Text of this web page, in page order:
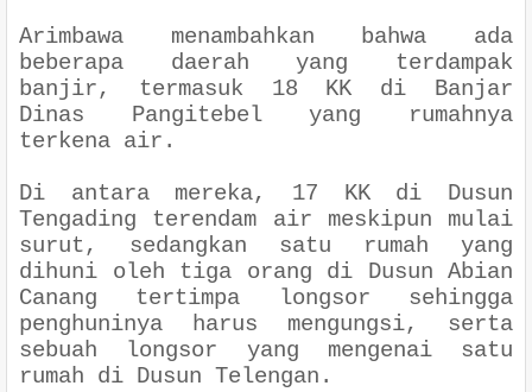
Arimbawa menambahkan bahwa ada
beberapa daerah yang terdampak
banjir, termasuk 18 KK di Banjar
Dinas Pangitebel yang rumahnya
terkena air.
Di antara mereka, 17 KK di Dusun
Tengading terendam air meskipun mulai
surut, sedangkan satu rumah yang
dihuni oleh tiga orang di Dusun Abian
Canang tertimpa longsor sehingga
penghuninya harus mengungsi, serta
sebuah longsor yang mengenai satu
rumah di Dusun Telengan.